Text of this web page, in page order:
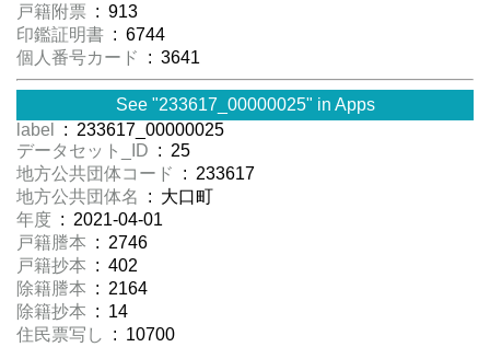
戸籍附票 : 913
印鑑証明書 : 6744
個人番号カード
: 3641
See "233617_00000025" in Apps
label
: 233617_00000025
データセット_ID : 25
地方公共団体コード
: 233617
地方公共団体名
: 大口町
年度 : 2021-04-01
戸籍謄本 : 2746
戸籍抄本 : 402
除籍謄本 : 2164
除籍抄本 : 14
住民票写し
: 10700